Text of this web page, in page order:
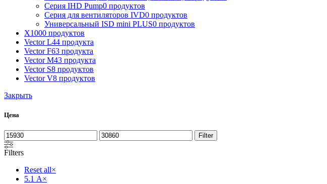
Серия IHD Pump0 продуктов
Серия для вентиляторов IVD0 продуктов
Универсальный ISD mini PLUS0 продуктов
X1000 продуктов
Vector L44 продукта
Vector F63 продукта
Vector M43 продукта
Vector S8 продуктов
Vector V8 продуктов
Закрыть
Цена
Filter
Filters
Reset all×
5.1 А×